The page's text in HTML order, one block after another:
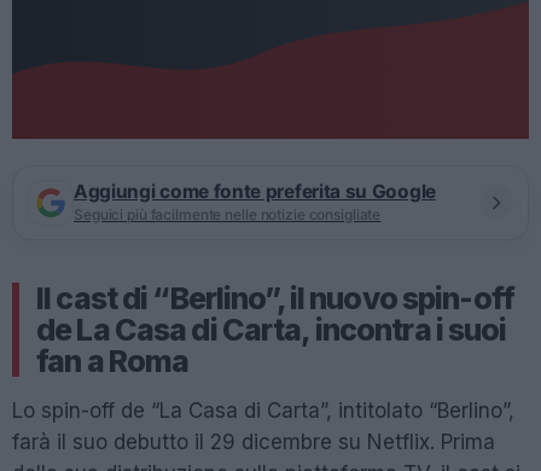
Aggiungi come fonte preferita su Google
Seguici più facilmente nelle notizie consigliate
Il cast di “Berlino”, il nuovo spin-off
de La Casa di Carta, incontra i suoi
fan a Roma
Lo spin-off de “La Casa di Carta”, intitolato “Berlino”,
farà il suo debutto il 29 dicembre su Netflix. Prima